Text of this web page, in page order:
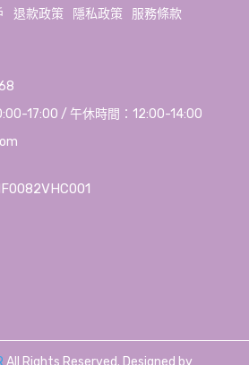
退款政策 隱私政策 服務條款
17:00 / 午休時間：12:00-14:00